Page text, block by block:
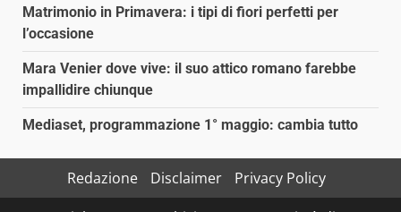
Matrimonio in Primavera: i tipi di fiori perfetti per
l’occasione
Mara Venier dove vive: il suo attico romano farebbe
impallidire chiunque
Mediaset, programmazione 1° maggio: cambia tutto
Redazione Disclaimer
Privacy Policy